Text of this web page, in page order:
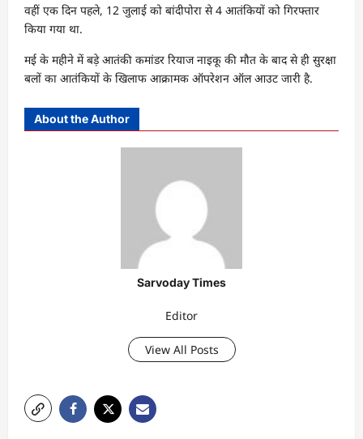
वहीं एक दिन पहले, 12 जुलाई को बांदीपोरा से 4 आतंकियों को गिरफ्तार
किया गया था.
मई के महीने में बड़े आतंकी कमांडर रियाज नाइकू की मौत के बाद से ही सुरक्षा
बलों का आतंकियों के खिलाफ आक्रामक ऑपरेशन ऑल आउट जारी है.
About the Author
Sarvoday Times
Editor
View All Posts